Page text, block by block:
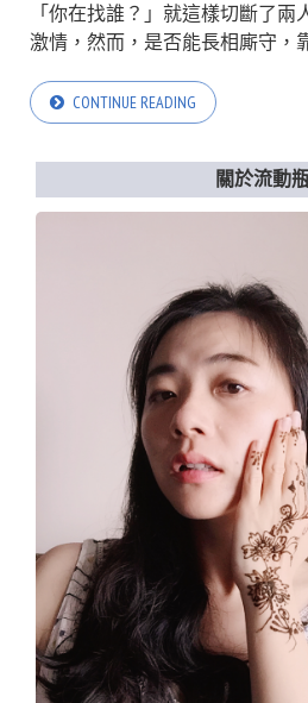
「你在找誰？」就這樣切斷了兩
激情，然而，是否能長相廝守，
CONTINUE READING
關於流動